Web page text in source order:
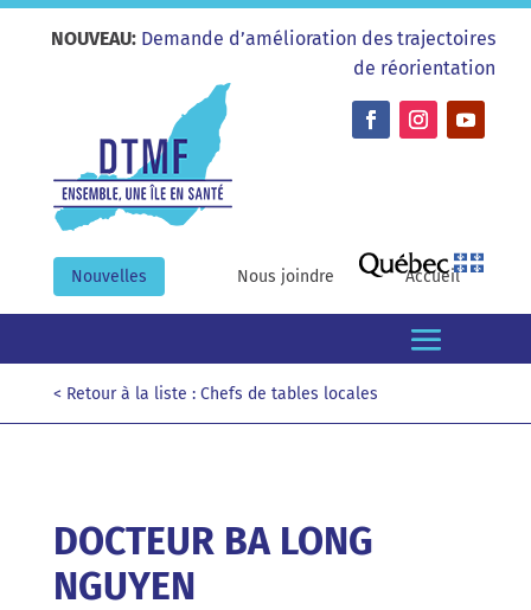
Accueil
Nous joindre
Nouvelles
NOUVEAU: Demande d’amélioration des trajectoires
de réorientation
< Retour à la liste : Chefs de tables locales
DOCTEUR BA LONG
NGUYEN